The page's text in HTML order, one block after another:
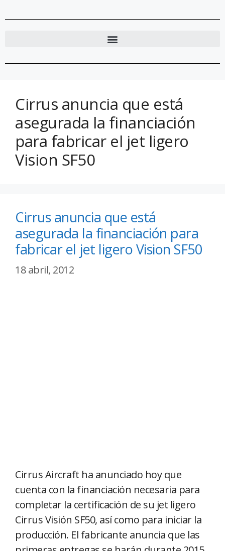
Cirrus anuncia que está
asegurada la financiación
para fabricar el jet ligero
Vision SF50
Cirrus anuncia que está
asegurada la financiación para
fabricar el jet ligero Vision SF50
18 abril, 2012
Cirrus Aircraft ha anunciado hoy que
cuenta con la financiación necesaria para
completar la certificación de su jet ligero
Cirrus Visión SF50, así como para iniciar la
producción. El fabricante anuncia que las